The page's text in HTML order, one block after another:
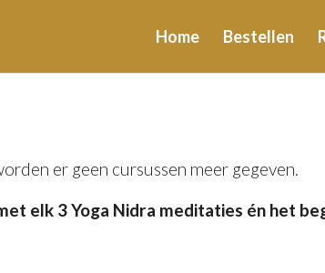
Home Bestellen
er geen cursussen meer gegeven.
elk 3 Yoga Nidra meditaties én het